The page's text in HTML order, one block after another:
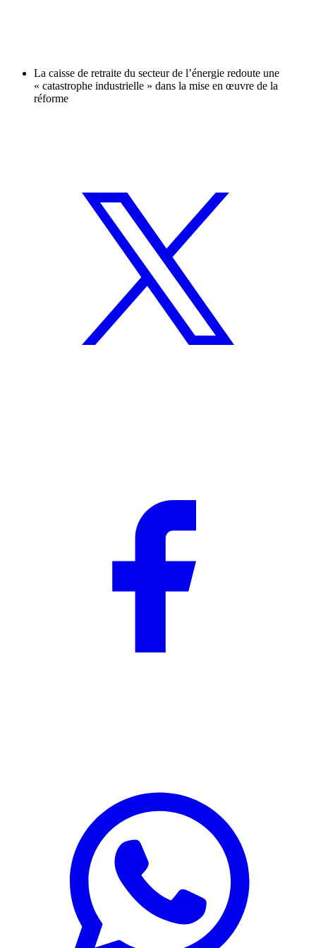
La caisse de retraite du secteur de l’énergie redoute une
« catastrophe industrielle » dans la mise en œuvre de la
réforme